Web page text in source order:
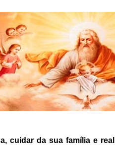
cuidar da sua família e